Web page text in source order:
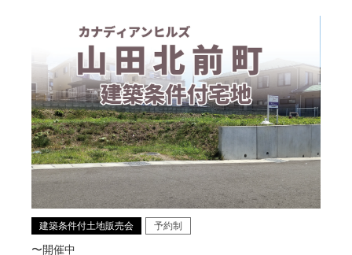
建築条件付土地販売会 予約制
〜開催中